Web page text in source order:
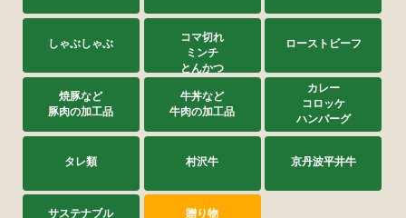
しゃぶしゃぶ
コマ切れ
ミンチ
とんかつ
ローストビーフ
焼豚など
豚肉の加工品
牛丼など
牛肉の加工品
カレー
コロッケ
ハンバーグ
タレ類 村沢牛 京丹波平井牛
サステナブル
贈り物